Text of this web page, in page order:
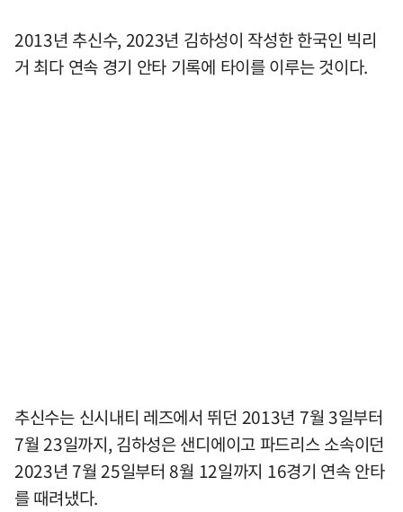
2013년 추신수, 2023년 김하성이 작성한 한국인 빅리
거 최다 연속 경기 안타 기록에 타이를 이루는 것이다.
추신수는 신시내티 레즈에서 뛰던 2013년 7월 3일부터
7월 23일까지, 김하성은 샌디에이고 파드리스 소속이던
2023년 7월 25일부터 8월 12일까지 16경기 연속 안타
를 때려냈다.